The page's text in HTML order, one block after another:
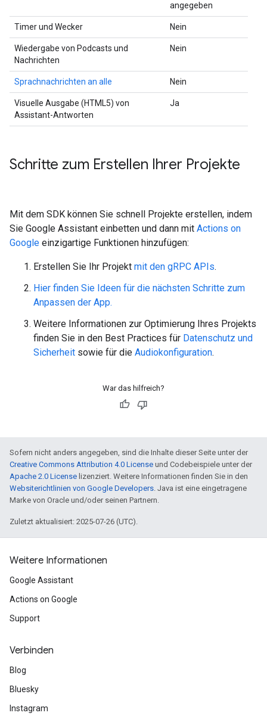
angegeben
Timer und Wecker Nein
Wiedergabe von Podcasts und
Nachrichten
Nein
Sprachnachrichten an alle Nein
Visuelle Ausgabe (HTML5) von
Assistant-Antworten
Ja
Schritte zum Erstellen Ihrer Projekte
Mit dem SDK können Sie schnell Projekte erstellen, indem
Sie Google Assistant einbetten und dann mit Actions on
Google einzigartige Funktionen hinzufügen:
Erstellen Sie Ihr Projekt mit den gRPC APIs.
Hier finden Sie Ideen für die nächsten Schritte zum
Anpassen der App.
Weitere Informationen zur Optimierung Ihres Projekts
finden Sie in den Best Practices für Datenschutz und
Sicherheit sowie für die Audiokonfiguration.
War das hilfreich?
Sofern nicht anders angegeben, sind die Inhalte dieser Seite unter der
Creative Commons Attribution 4.0 License und Codebeispiele unter der
Apache 2.0 License lizenziert. Weitere Informationen finden Sie in den
Websiterichtlinien von Google Developers. Java ist eine eingetragene
Marke von Oracle und/oder seinen Partnern.
Zuletzt aktualisiert: 2025-07-26 (UTC).
Weitere Informationen
Google Assistant
Actions on Google
Support
Verbinden
Blog
Bluesky
Instagram